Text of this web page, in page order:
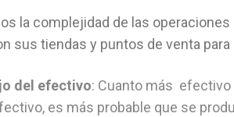
la complejidad de las
sus tiendas y puntos de venta para
del efectivo: Cuanto más efectivo
es más probable que se